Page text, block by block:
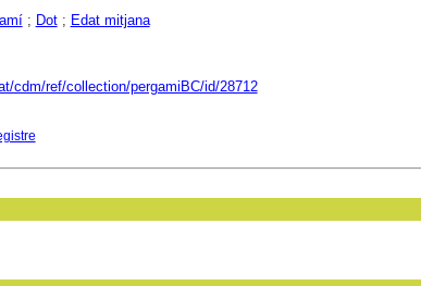
; Dot; Edat mitjana
cdm/ref/collection/pergamiBC/id/28712